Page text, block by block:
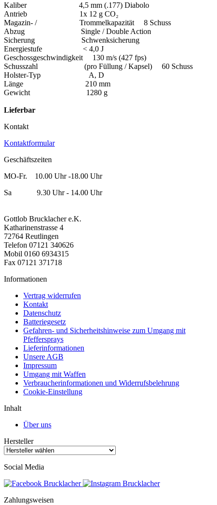
Kaliber 4,5 mm (.177) Diabolo
Antrieb 1x 12 g CO₂
Magazin- / Trommelkapazität 8 Schuss
Abzug Single / Double Action
Sicherung Schwenksicherung
Energiestufe < 4,0 J
Geschossgeschwindigkeit 130 m/s (427 fps)
Schusszahl (pro Füllung / Kapsel) 60 Schuss
Holster-Typ A, D
Länge 210 mm
Gewicht 1280 g
Lieferbar
Kontakt
Kontaktformular
Geschäftszeiten
MO-Fr. 10.00 Uhr -18.00 Uhr
Sa 9.30 Uhr - 14.00 Uhr
Gottlob Brucklacher e.K.
Katharinenstrasse 4
72764 Reutlingen
Telefon 07121 340626
Mobil 0160 6934315
Fax 07121 371718
Informationen
Vertrag widerrufen
Kontakt
Datenschutz
Batteriegesetz
Gefahren- und Sicherheitshinweise zum Umgang mit
Pfeffersprays
Lieferinformationen
Unsere AGB
Impressum
Umgang mit Waffen
Verbraucherinformationen und Widerrufsbelehrung
Cookie-Einstellung
Inhalt
Über uns
Hersteller
Social Media
Zahlungsweisen